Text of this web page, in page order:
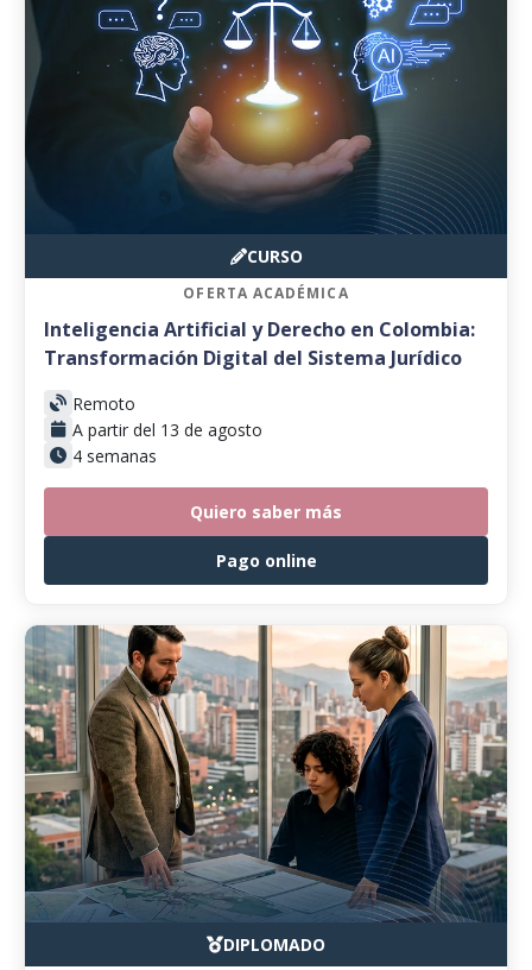
CURSO
OFERTA ACADÉMICA
Inteligencia Artificial y Derecho en Colombia:
Transformación Digital del Sistema Jurídico
Remoto
A partir del 13 de agosto
4 semanas
Quiero saber más
Pago online
DIPLOMADO